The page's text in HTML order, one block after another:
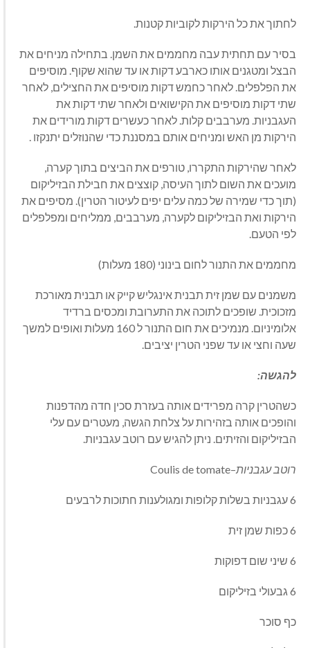
לחתוך את כל הירקות לקוביות קטנות.
בסיר עם תחתית עבה מחממים את השמן. בתחילה מניחים את
הבצל ומטגנים אותו כארבע דקות או עד שהוא שקוף. מוסיפים
את הפלפלים. לאחר כחמש דקות מוסיפים את החצילים, לאחר
שתי דקות מוסיפים את הקישואים ולאחר שתי דקות את
העגבניות. מערבבים קלות. לאחר כעשרים דקות מורידים את
הירקות מן האש ומניחים אותם במסננת כדי שהנוזלים יתנקזו .
לאחר שהירקות התקררו, טורפים את הביצים בתוך קערה,
מועכים את השום לתוך העיסה, קוצצים את חבילת הבזיליקום
(תוך כדי שמירה של כמה עלים יפים לעיטור הטרין). מסיפים את
הירקות ואת הבזיליקום לקערה, מערבבים, ממליחים ומפלפלים
לפי הטעם.
מחממים את התנור לחום בינוני (180 מעלות)
משמנים עם שמן זית תבנית אינגליש קייק או תבנית מאורכת
מזכוכית. שופכים לתוכה את התערובת ומכסים ברדיד
אלומיניום. מנמיכים את חום התנור ל 160 מעלות ואופים למשך
שעה וחצי או עד שפני הטרין יציבים.
להגשה:
כשהטרין קרה מפרידים אותה בעזרת סכין חדה מהדפנות
והופכים אותה בזהירות על צלחת הגשה, מעטרים עם עלי
הבזיליקום והזיתים. ניתן להגיש עם רוטב עגבניות.
רוטב עגבניות–
Coulis de tomate
6 עגבניות בשלות קלופות ומגולענות חתוכות לרבעים
6 כפות שמן זית
6 שיני שום דפוקות
6 גבעולי בזיליקום
כף סוכר